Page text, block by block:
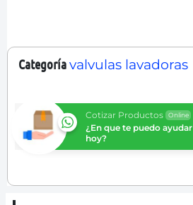
Categoríavalvulas lavadoras
Cotizar Productos Online
¿En que te puedo ayudar
hoy?